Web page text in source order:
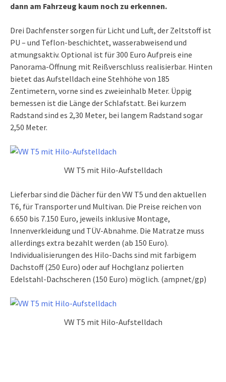
dann am Fahrzeug kaum noch zu erkennen.
Drei Dachfenster sorgen für Licht und Luft, der Zeltstoff ist
PU – und Teflon-beschichtet, wasserabweisend und
atmungsaktiv. Optional ist für 300 Euro Aufpreis eine
Panorama-Öffnung mit Reißverschluss realisierbar. Hinten
bietet das Aufstelldach eine Stehhöhe von 185
Zentimetern, vorne sind es zweieinhalb Meter. Üppig
bemessen ist die Länge der Schlafstatt. Bei kurzem
Radstand sind es 2,30 Meter, bei langem Radstand sogar
2,50 Meter.
VW T5 mit Hilo-Aufstelldach
Lieferbar sind die Dächer für den VW T5 und den aktuellen
T6, für Transporter und Multivan. Die Preise reichen von
6.650 bis 7.150 Euro, jeweils inklusive Montage,
Innenverkleidung und TÜV-Abnahme. Die Matratze muss
allerdings extra bezahlt werden (ab 150 Euro).
Individualisierungen des Hilo-Dachs sind mit farbigem
Dachstoff (250 Euro) oder auf Hochglanz polierten
Edelstahl-Dachscheren (150 Euro) möglich. (ampnet/gp)
VW T5 mit Hilo-Aufstelldach